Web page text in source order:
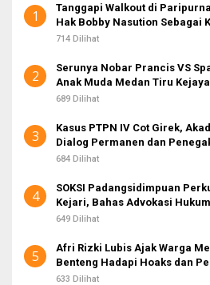
u
k
1
Tanggapi Walkout di
Hak Bobby Nasution Sebagai
714 Dilihat
2
Serunya Nobar Prancis VS
Anak Muda Medan Tiru
689 Dilihat
3
Kasus PTPN IV Cot Girek,
Dialog Permanen dan
684 Dilihat
4
SOKSI Padangsidimpuan
Kejari, Bahas Advokasi
Masyarakat
649 Dilihat
5
Afri Rizki Lubis Ajak Warga
Benteng Hadapi Hoaks dan
633 Dilihat